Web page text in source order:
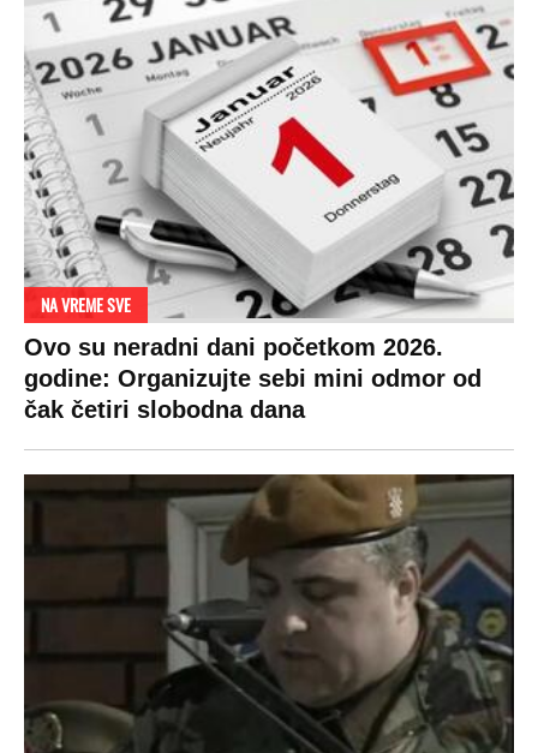
NA VREME SVE
Ovo su neradni dani početkom 2026.
godine: Organizujte sebi mini odmor od
čak četiri slobodna dana